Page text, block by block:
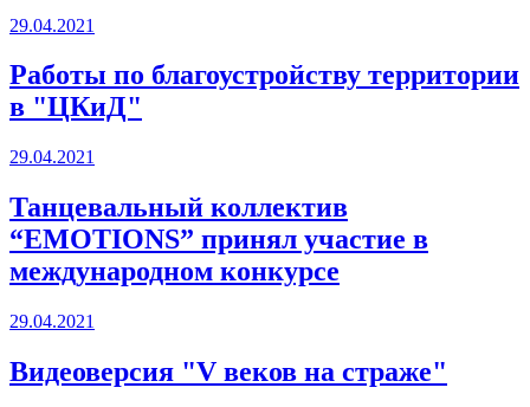
29.04.2021
Работы по благоустройству территории
в "ЦКиД"
29.04.2021
Танцевальный коллектив
“EMOTIONS” принял участие в
международном конкурсе
29.04.2021
Видеоверсия "V веков на страже"